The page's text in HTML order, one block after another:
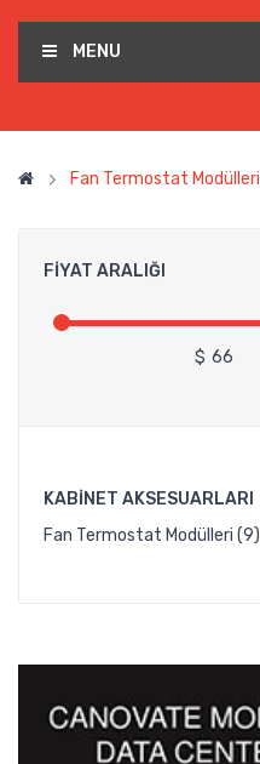
MENU
Fan Termostat Modülleri
FIYAT ARALIĞI
$
KABINET AKSESUARLARI
Fan Termostat Modülleri (9)